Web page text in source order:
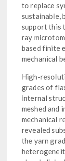
to replace
sustainable,
support this
ray
based finite
mechanical
High-
grades of
internal
meshed and
mechanical
revealed
the yarn